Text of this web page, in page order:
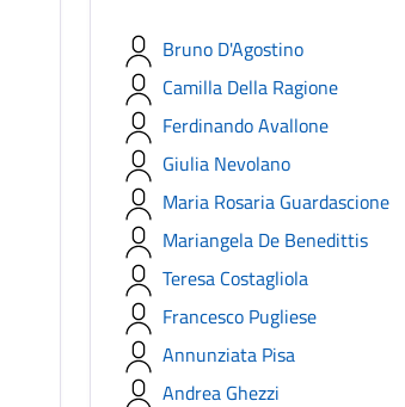
Bruno D'Agostino
Camilla Della Ragione
Ferdinando Avallone
Giulia Nevolano
Maria Rosaria Guardascione
Mariangela De Benedittis
Teresa Costagliola
Francesco Pugliese
Annunziata Pisa
Andrea Ghezzi